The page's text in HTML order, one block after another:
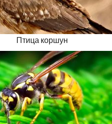
Птица коршун